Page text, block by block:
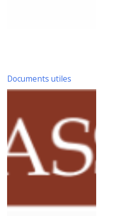
Documents utiles